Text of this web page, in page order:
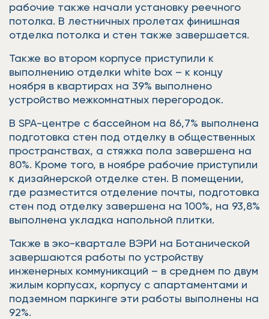
рабочие также начали установку реечного
потолка. В лестничных пролетах финишная
отделка потолка и стен также завершается.
Также во втором корпусе приступили к
выполнению отделки white box – к концу
ноября в квартирах на 39% выполнено
устройство межкомнатных перегородок.
В SPA-центре с бассейном на 86,7% выполнена
подготовка стен под отделку в общественных
пространствах, а стяжка пола завершена на
80%. Кроме того, в ноябре рабочие приступили
к дизайнерской отделке стен. В помещении,
где разместится отделение почты, подготовка
стен под отделку завершена на 100%, на 93,8%
выполнена укладка напольной плитки.
Также в эко-квартале ВЭРИ на Ботанической
завершаются работы по устройству
инженерных коммуникаций – в среднем по двум
жилым корпусах, корпусу с апартаментами и
подземном паркинге эти работы выполнены на
92%.